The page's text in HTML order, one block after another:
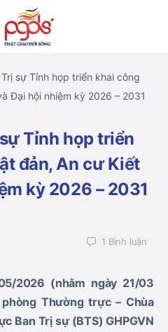
sự Tỉnh họp triển khai công
Đại hội nhiệm kỳ 2026 – 2031
Tỉnh họp triển
đản, An cư Kiết
kỳ 2026 – 2031
1 Bình luận
2026 (nhằm ngày 21/03
Thường trực– Chùa
Ban Trị sự (BTS) GHPGVN